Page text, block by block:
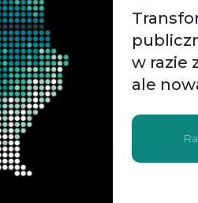
w razie
ale